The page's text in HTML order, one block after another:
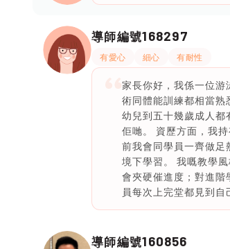
導師編號168297
有愛心 細心 有耐性
家長你好，我係一位游
術同體能訓練都相當熟
幼兒到五十幾歲成人都
佢哋。 資歷方面，我
前我會同學員一齊做足
境下學習。 我嘅教學
會夾硬催進度；對進階
員每次上完堂都見到自
導師編號160856